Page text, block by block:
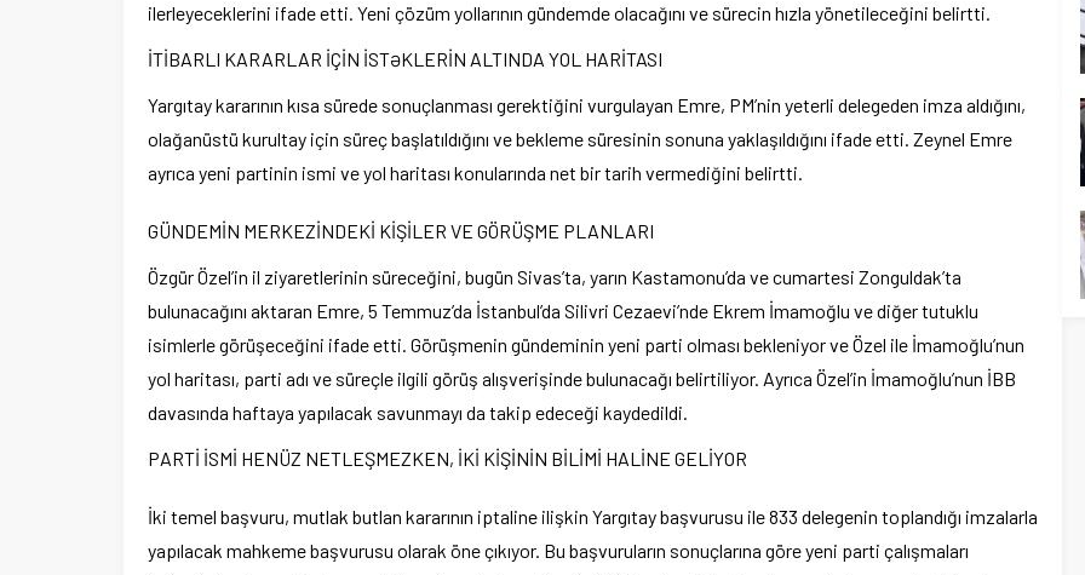
ilerleyeceklerini ifade etti. Yeni çözüm yollarının gündemde olacağını ve sürecin hızla yönetileceğini belirtti.
İTİBARLI KARARLAR İÇİN İSTƏKLERİN ALTINDA YOL HARİTASI
Yargıtay kararının kısa sürede sonuçlanması gerektiğini vurgulayan Emre, PM’nin yeterli delegeden imza aldığını,
olağanüstü kurultay için süreç başlatıldığını ve bekleme süresinin sonuna yaklaşıldığını ifade etti. Zeynel Emre
ayrıca yeni partinin ismi ve yol haritası konularında net bir tarih vermediğini belirtti.
GÜNDEMİN MERKEZİNDEKİ KİŞİLER VE GÖRÜŞME PLANLARI
Özgür Özel’in il ziyaretlerinin süreceğini, bugün Sivas’ta, yarın Kastamonu’da ve cumartesi Zonguldak’ta
bulunacağını aktaran Emre, 5 Temmuz’da İstanbul’da Silivri Cezaevi’nde Ekrem İmamoğlu ve diğer tutuklu
isimlerle görüşeceğini ifade etti. Görüşmenin gündeminin yeni parti olması bekleniyor ve Özel ile İmamoğlu’nun
yol haritası, parti adı ve süreçle ilgili görüş alışverişinde bulunacağı belirtiliyor. Ayrıca Özel’in İmamoğlu’nun İBB
davasında haftaya yapılacak savunmayı da takip edeceği kaydedildi.
PARTİ İSMİ HENÜZ NETLEŞMEZKEN, İKİ KİŞİNİN BİLİMİ HALİNE GELİYOR
İki temel başvuru, mutlak butlan kararının iptaline ilişkin Yargıtay başvurusu ile 833 delegenin toplandığı imzalarla
yapılacak mahkeme başvurusu olarak öne çıkıyor. Bu başvuruların sonuçlarına göre yeni parti çalışmaları